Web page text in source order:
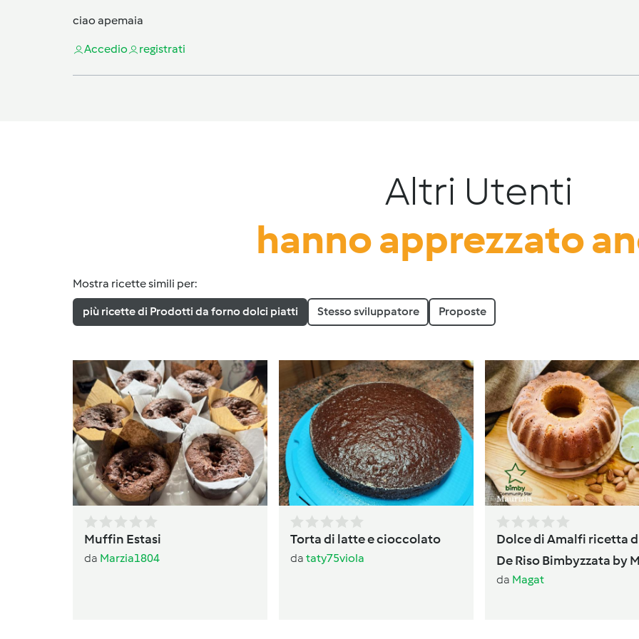
ciao apemaia
Accedio registrati
Altri Utenti
hanno apprezzato
Mostra ricette simili per:
più ricette di Prodotti da forno dolci piatti Stesso sviluppatore Proposte
Muffin Estasi
da Marzia1804
Torta di latte e cioccolato
da taty75viola
Dolce di Amalfi ricetta
De Riso Bimbyzzata by
da Magat